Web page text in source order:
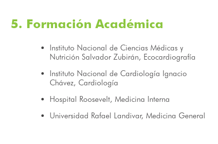
5. Formación Académica
Instituto Nacional de Ciencias Médicas y
Nutrición Salvador Zubirán, Ecocardiografía
Instituto Nacional de Cardiología Ignacio
Chávez, Cardiología
Hospital Roosevelt, Medicina Interna
Universidad Rafael Landivar, Medicina General